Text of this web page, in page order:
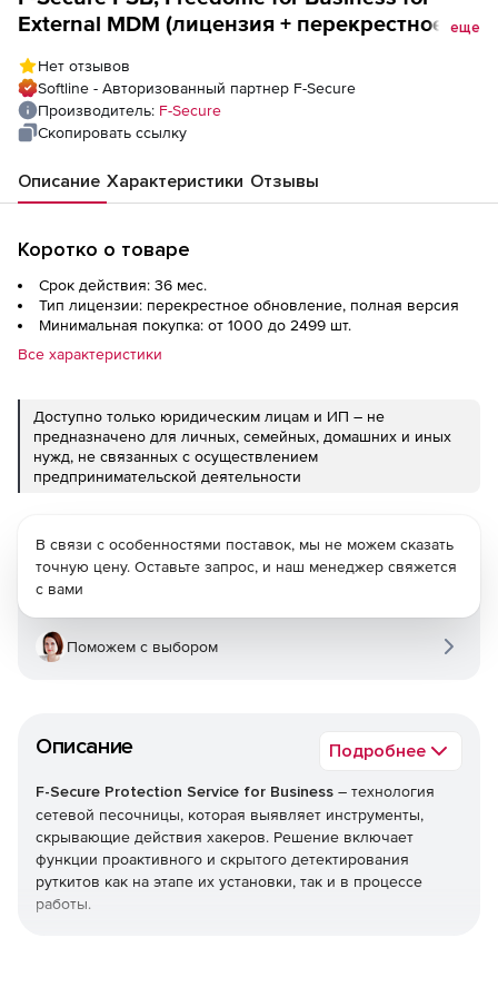
External MDM (лицензия + перекрестное
года. Количество лицензий
еще
Нет отзывов
Softline - Авторизованный партнер F-Secure
Производитель: F-Secure
Скопировать ссылку
Описание Характеристики Отзывы
Коротко о товаре
Срок действия: 36 мес.
Тип лицензии: перекрестное обновление, полная версия
Минимальная покупка: от 1000 до 2499 шт.
Все характеристики
Доступно только юридическим лицам и ИП – не
предназначено для личных, семейных, домашних и иных
нужд, не связанных с осуществлением
предпринимательской деятельности
Описание Подробнее
F-Secure Protection Service for Business – технология
сетевой песочницы, которая выявляет инструменты,
скрывающие действия хакеров. Решение включает
функции проактивного и скрытого детектирования
руткитов как на этапе их установки, так и в процессе
работы.
В связи с особенностями поставок, мы не можем сказать
точную цену. Оставьте запрос, и наш менеджер свяжется
с вами
Поможем с выбором